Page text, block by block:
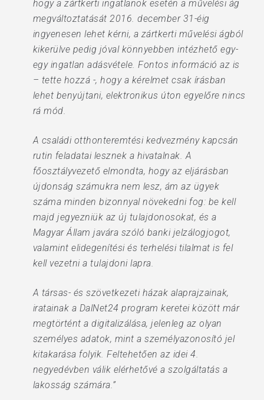
hogy a zártkerti ingatlanok esetén a művelési ág
megváltoztatását 2016. december 31-éig
ingyenesen lehet kérni, a zártkerti művelési ágból
kikerülve pedig jóval könnyebben intézhető egy-
egy ingatlan adásvétele. Fontos információ az is
– tette hozzá -, hogy a kérelmet csak írásban
lehet benyújtani, elektronikus úton egyelőre nincs
rá mód.
A családi otthonteremtési kedvezmény kapcsán
rutin feladatai lesznek a hivatalnak. A
főosztályvezető elmondta, hogy az eljárásban
újdonság számukra nem lesz, ám az ügyek
száma minden bizonnyal növekedni fog: be kell
majd jegyezniük az új tulajdonosokat, és a
Magyar Állam javára szóló banki jelzálogjogot,
valamint elidegenítési és terhelési tilalmat is fel
kell vezetni a tulajdoni lapra.
A társas- és szövetkezeti házak alaprajzainak,
iratainak a DalNet24 program keretei között már
megtörtént a digitalizálása, jelenleg az olyan
személyes adatok, mint a személyazonosító jel
kitakarása folyik. Feltehetően az idei 4.
negyedévben válik elérhetővé a szolgáltatás a
lakosság számára.”